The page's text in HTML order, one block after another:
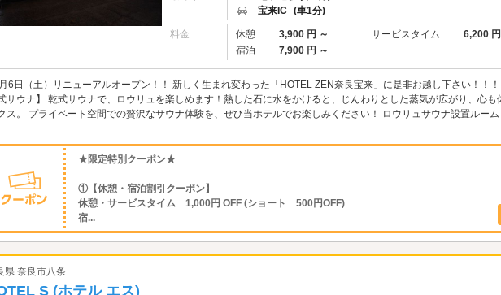
宝来IC (車1分)
料金 休憩 3,900 円 ～ サービスタイム
6,200
宿泊
7,900 円 ～
6日（土）リニューアルオープン！！ 新しく生まれ変わった「HOTEL ZEN奈良宝来」に是非お越し下さい！！
サウナ】 乾式サウナで、ロウリュを楽しめます！熱した石に水をかけると、じんわりとした蒸気が広がり、心も
ス。 プライベート空間での贅沢なサウナ体験を、ぜひ当ホテルでお楽しみください！ ロウリュサウナ設置ル
★限定特別クーポン★
①【休憩・宿泊割引クーポン】
休憩・サービスタイム 1,000円 OFF (ショート 500円OFF)
宿...
県 奈良市八条
S (ホテル エス)